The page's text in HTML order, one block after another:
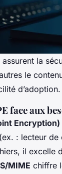
la
le
d’adoption.
face aux
Encryption)
: lecteur
il excelle
S/MIME chiffre